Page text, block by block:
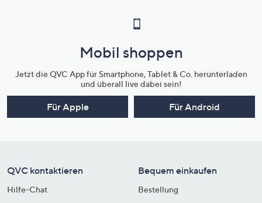
Mobil shoppen
Jetzt die QVC App für Smartphone, Tablet & Co. herunterladen
und überall live dabei sein!
Für Apple Für Android
QVC kontaktieren
Hilfe-Chat
Bequem einkaufen
Bestellung